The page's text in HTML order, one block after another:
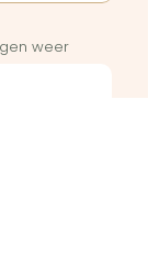
weer